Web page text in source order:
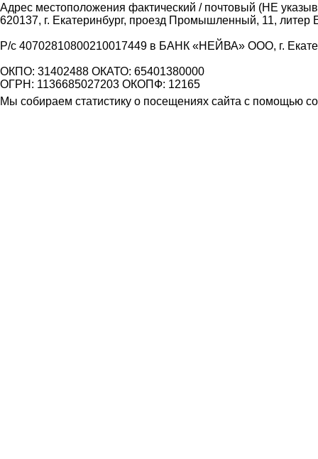
Адрес местоположения фактический / почтовый (НЕ
620137, г. Екатеринбург, проезд Промышленный, 11, литер
Р/с 40702810800210017449 в БАНК «НЕЙВА» ООО, г.
ОКПО: 31402488 ОКАТО: 65401380000
ОГРН: 1136685027203 ОКОПФ: 12165
Мы собираем статистику о посещениях сайта с помощью